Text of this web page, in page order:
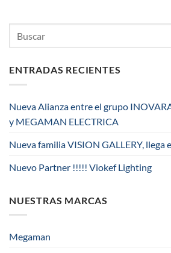
ENTRADAS RECIENTES
Nueva Alianza entre el grupo
y MEGAMAN ELECTRICA
Nueva familia VISION GALLERY, llega
Nuevo Partner !!!!! Viokef Lighting
NUESTRAS MARCAS
Megaman